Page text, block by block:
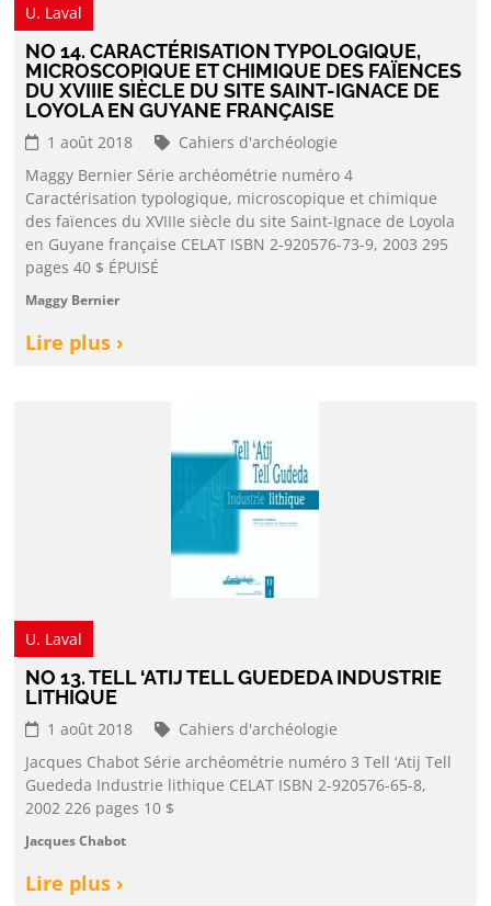
U. Laval
NO 14. CARACTÉRISATION TYPOLOGIQUE,
MICROSCOPIQUE ET CHIMIQUE DES FAÏENCES
DU XVIIIE SIÈCLE DU SITE SAINT-IGNACE DE
LOYOLA EN GUYANE FRANÇAISE
1 août 2018
Cahiers d'archéologie
Maggy Bernier Série archéométrie numéro 4
Caractérisation typologique, microscopique et chimique
des faïences du XVIIIe siècle du site Saint-Ignace de Loyola
en Guyane française CELAT ISBN 2-920576-73-9, 2003 295
pages 40 $ ÉPUISÉ
Maggy Bernier
Lire plus ›
U. Laval
NO 13. TELL ‘ATIJ TELL GUEDEDA INDUSTRIE
LITHIQUE
1 août 2018
Cahiers d'archéologie
Jacques Chabot Série archéométrie numéro 3 Tell ‘Atij Tell
Guededa Industrie lithique CELAT ISBN 2-920576-65-8,
2002 226 pages 10 $
Jacques Chabot
Lire plus ›